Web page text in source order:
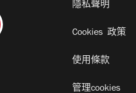
隱私聲明
Cookies 政策
使用條款
管理cookies